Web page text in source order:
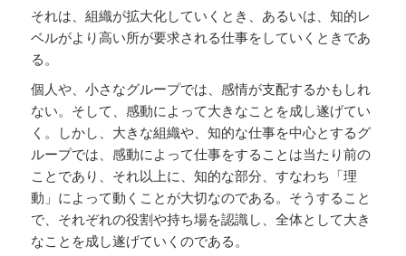
それは、組織が拡大化していくとき、あるいは、知的レ
ベルがより高い所が要求される仕事をしていくときであ
る。
個人や、小さなグループでは、感情が支配するかもしれ
ない。そして、感動によって大きなことを成し遂げてい
く。しかし、大きな組織や、知的な仕事を中心とするグ
ループでは、感動によって仕事をすることは当たり前の
ことであり、それ以上に、知的な部分、すなわち「理
動」によって動くことが大切なのである。そうすること
で、それぞれの役割や持ち場を認識し、全体として大き
なことを成し遂げていくのである。